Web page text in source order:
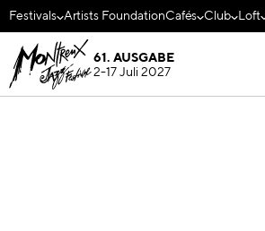
Festivals Artists FoundationCafés Club Loft
61. AUSGABE
2-17 Juli 2027